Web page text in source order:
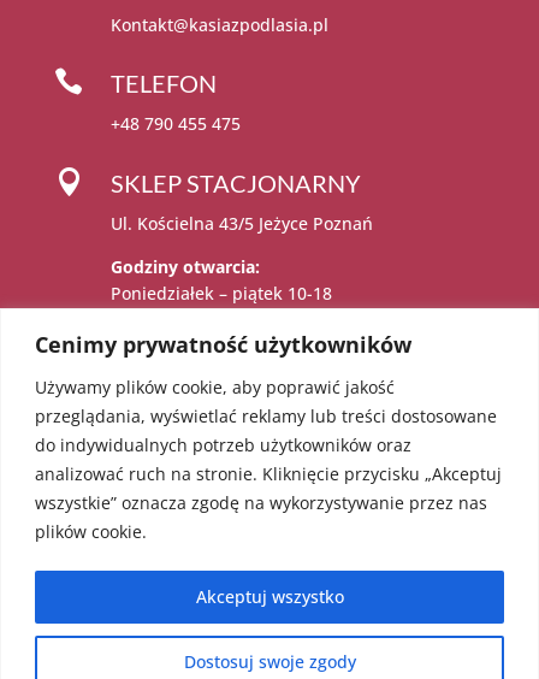
Cenimy prywatność użytkowników
Używamy plików cookie, aby poprawić jakość
przeglądania, wyświetlać reklamy lub treści dostosowane
do indywidualnych potrzeb użytkowników oraz
analizować ruch na stronie. Kliknięcie przycisku „Akceptuj
wszystkie” oznacza zgodę na wykorzystywanie przez nas
plików cookie.
Dostosuj swoje zgody
Akceptuj wszystko
Kontakt@kasiazpodlasia.pl
 TELEFON
+48 790 455 475
 SKLEP STACJONARNY
Ul. Kościelna 43/5 Jeżyce Poznań
Godziny otwarcia:
Poniedziałek – piątek 10-18

Administratorem danych osobowych jest:
Katarzyna Sadowska – Karolczak prowadzący
działalność gospodarczą pod firmą EcoAngel
Katarzyna Sadowska – Karolczak pod adresem
os. Bolesława Chrobrego 36/18, 60-681
Poznań. NIP: 5451623303 REGON: 052241855